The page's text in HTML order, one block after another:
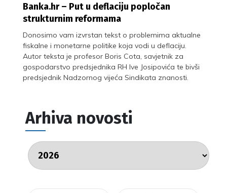
Banka.hr – Put u deflaciju popločan
strukturnim reformama
Donosimo vam izvrstan tekst o problemima aktualne
fiskalne i monetarne politike koja vodi u deflaciju.
Autor teksta je profesor Boris Cota, savjetnik za
gospodarstvo predsjednika RH Ive Josipovića te bivši
predsjednik Nadzornog vijeća Sindikata znanosti.
Arhiva novosti